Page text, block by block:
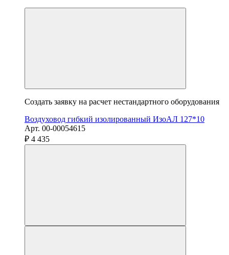
Создать заявку на расчет нестандартного оборудования
Воздуховод гибкий изолированный ИзоАЛ 127*10
Арт. 00-00054615
₽ 4 435